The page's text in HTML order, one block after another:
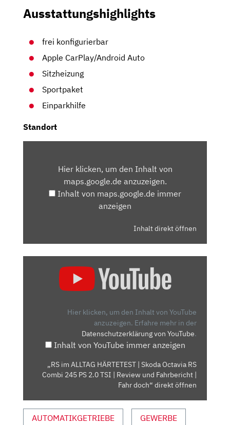
Ausstattungshighlights
frei konfigurierbar
Apple CarPlay/Android Auto
Sitzheizung
Sportpaket
Einparkhilfe
Standort
MAPS.GOOGLE.DEHier klicken, um den Inhalt von
maps.google.de anzuzeigen.
Inhalt von maps.google.de immer
anzeigen
Inhalt direkt öffnen
TSI
Hier klicken, um den Inhalt von YouTube
anzuzeigen. Erfahre mehr in der
Datenschutzerklärung von YouTube.
Inhalt von YouTube immer anzeigen
„RS im ALLTAG HÄRTETEST | Skoda Octavia RS
Combi 245 PS 2.0 TSI | Review und Fahrbericht |
Fahr doch“ direkt öffnen
AUTOMATIKGETRIEBE GEWERBE